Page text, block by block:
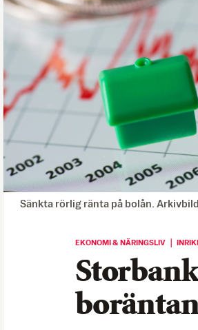
Sänkta rörlig ränta på bolån.
EKONOMI & NÄRINGSLIV ｜